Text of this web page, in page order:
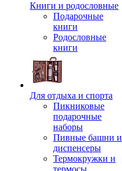
Книги и родословные
Подарочные
книги
Родословные
книги
Для отдыха и спорта
Пикниковые
подарочные
наборы
Пивные башни и
диспенсеры
Термокружки и
термосы